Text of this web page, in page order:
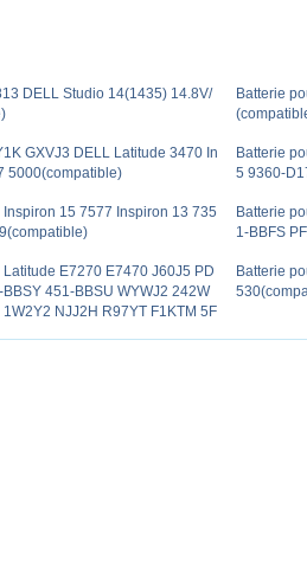
DELL Studio 14(1435) 14.8V/
Batterie
GXVJ3 DELL Latitude 3470 In
5000(compatible)
Batterie
5 9360-
Inspiron 15 7577 Inspiron 13 735
Batterie
1-BBFS
E7270 E7470 J60J5 PD
451-BBSU WYWJ2 242W
1W2Y2 NJJ2H R97YT F1KTM 5F
Batterie